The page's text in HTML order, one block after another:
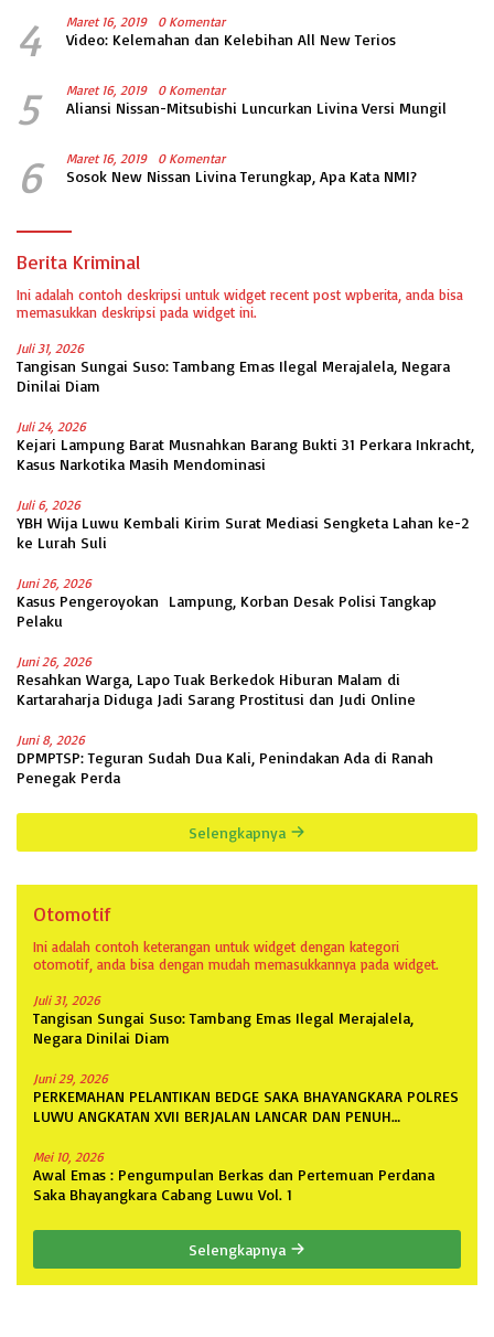
4 Maret 16, 2019 0 Komentar
Video: Kelemahan dan Kelebihan All New Terios
5 Maret 16, 2019 0 Komentar
Aliansi Nissan-Mitsubishi Luncurkan Livina Versi Mungil
6 Maret 16, 2019 0 Komentar
Sosok New Nissan Livina Terungkap, Apa Kata NMI?
Berita Kriminal
Ini adalah contoh deskripsi untuk widget recent post wpberita, anda bisa
memasukkan deskripsi pada widget ini.
Juli 31, 2026
Tangisan Sungai Suso: Tambang Emas Ilegal Merajalela, Negara
Dinilai Diam
Juli 24, 2026
Kejari Lampung Barat Musnahkan Barang Bukti 31 Perkara Inkracht,
Kasus Narkotika Masih Mendominasi
Juli 6, 2026
YBH Wija Luwu Kembali Kirim Surat Mediasi Sengketa Lahan ke-2
ke Lurah Suli
Juni 26, 2026
Kasus Pengeroyokan Lampung, Korban Desak Polisi Tangkap
Pelaku
Juni 26, 2026
Resahkan Warga, Lapo Tuak Berkedok Hiburan Malam di
Kartaraharja Diduga Jadi Sarang Prostitusi dan Judi Online
Juni 8, 2026
DPMPTSP: Teguran Sudah Dua Kali, Penindakan Ada di Ranah
Penegak Perda
Selengkapnya
Otomotif
Ini adalah contoh keterangan untuk widget dengan kategori
otomotif, anda bisa dengan mudah memasukkannya pada widget.
Juli 31, 2026
Tangisan Sungai Suso: Tambang Emas Ilegal Merajalela,
Negara Dinilai Diam
Juni 29, 2026
PERKEMAHAN PELANTIKAN BEDGE SAKA BHAYANGKARA POLRES
LUWU ANGKATAN XVII BERJALAN LANCAR DAN PENUH
Mei 10, 2026
Awal Emas : Pengumpulan Berkas dan Pertemuan Perdana
Saka Bhayangkara Cabang Luwu Vol. 1
Selengkapnya